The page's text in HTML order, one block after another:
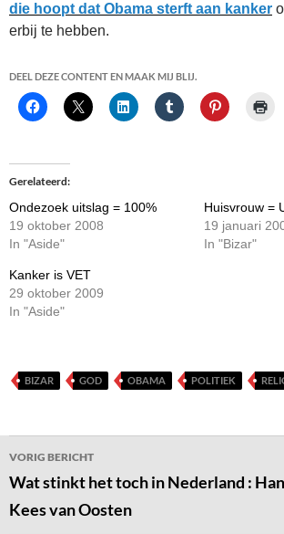
die hoopt dat Obama sterft aan kanker
erbij te hebben.
DEEL DEZE CONTENT EN MAAK MIJ BLIJ.
Gerelateerd
Ondezoek uitslag = 100%
19 oktober 2008
In "Aside"
Huisvrouw =
19 januari
In "Bizar"
Kanker is VET
29 oktober 2009
In "Aside"
BIZAR GOD OBAMA POLITIEK
Bericht
navigatie
VORIG BERICHT
Wat stinkt het toch in Nederland :
Kees van Oosten